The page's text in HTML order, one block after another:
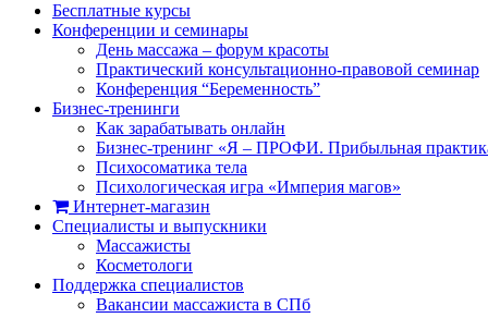
Бесплатные курсы
Конференции и семинары
День массажа – форум красоты
Практический консультационно-правовой семинар
Конференция “Беременность”
Бизнес-тренинги
Как зарабатывать онлайн
Бизнес-тренинг «Я – ПРОФИ. Прибыльная
Психосоматика тела
Психологическая игра «Империя магов»
Интернет-магазин
Специалисты и выпускники
Массажисты
Косметологи
Поддержка специалистов
Вакансии массажиста в СПб